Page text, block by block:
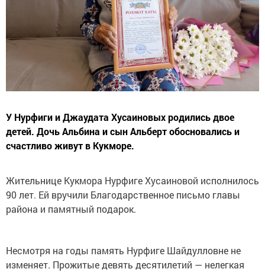
У Нурфиги и Джаудата Хусаиновых родились двое
детей. Дочь Альбина и сын Альберт обосновались и
счастливо живут в Кукморе.
Жительнице Кукмора Нурфиге Хусаиновой исполнилось
90 лет. Ей вручили Благодарственное письмо главы
района и памятный подарок.
Несмотря на годы память Нурфиге Шайдулловне не
изменяет. Прожитые девять десятилетий — нелегкая